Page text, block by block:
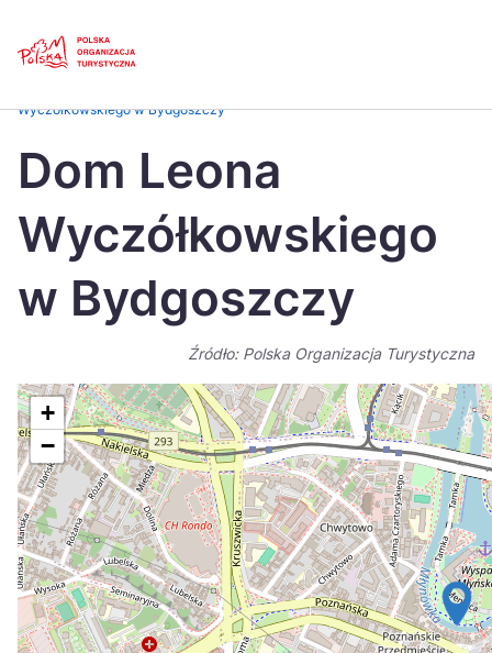
Česká
Dansk
Italiano
日本
Português
Suomi
Україна
Zamknij
Wyczółkowskiego w Bydgoszczy
Dom Leona
Wyczółkowskiego
w Bydgoszczy
Źródło: Polska Organizacja Turystyczna
+
−